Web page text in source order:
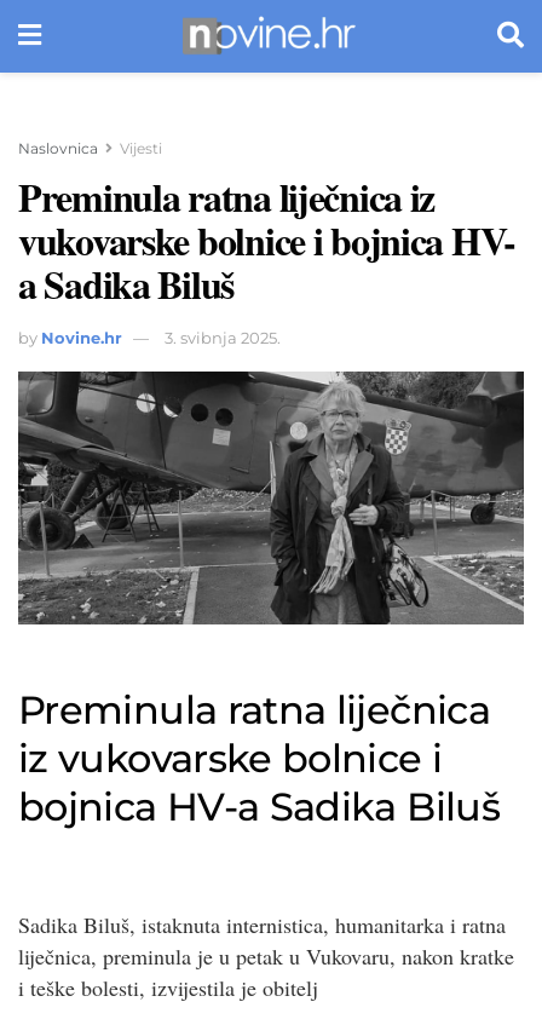
Naslovnica Vijesti
Preminula ratna liječnica iz
vukovarske bolnice i bojnica HV-
a Sadika Biluš
by Novine.hr 3. svibnja 2025.
Preminula ratna liječnica
iz vukovarske bolnice i
bojnica HV-a Sadika Biluš
Sadika Biluš, istaknuta internistica, humanitarka i ratna
liječnica, preminula je u petak u Vukovaru, nakon kratke
i teške bolesti, izvijestila je obitelj